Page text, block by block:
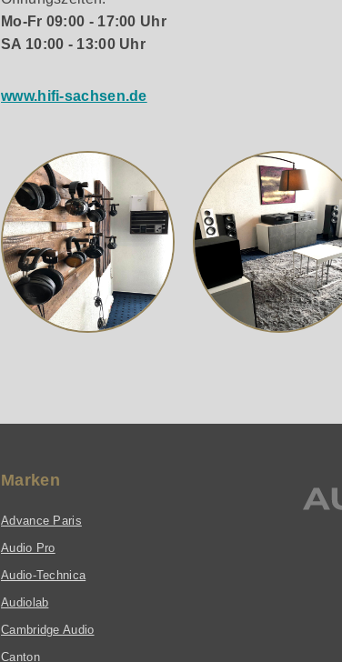
Mo-Fr 09:00 - 17:00 Uhr
SA 10:00 - 13:00 Uhr
www.hifi-sachsen.de
Marken
Advance Paris
Audio Pro
Audio-Technica
Audiolab
Cambridge Audio
Canton